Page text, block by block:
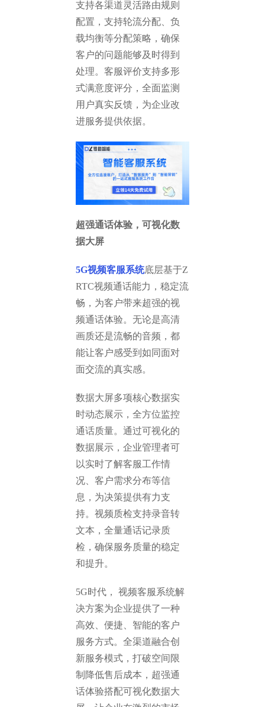
支持各渠道灵活路由规则
配置，支持轮流分配、负
载均衡等分配策略，确保
客户的问题能够及时得到
处理。客服评价支持多形
式满意度评分，全面监测
用户真实反馈，为企业改
进服务提供依据。
超强通话体验，可视化数
据大屏
5G视频客服系统底层基于Z
RTC视频通话能力，稳定流
畅，为客户带来超强的视
频通话体验。无论是高清
画质还是流畅的音频，都
能让客户感受到如同面对
面交流的真实感。
数据大屏多项核心数据实
时动态展示，全方位监控
通话质量。通过可视化的
数据展示，企业管理者可
以实时了解客服工作情
况、客户需求分布等信
息，为决策提供有力支
持。视频质检支持录音转
文本，全量通话记录质
检，确保服务质量的稳定
和提升。
5G时代， 视频客服系统解
决方案为企业提供了一种
高效、便捷、智能的客户
服务方式。全渠道融合创
新服务模式，打破空间限
制降低售后成本，超强通
话体验搭配可视化数据大